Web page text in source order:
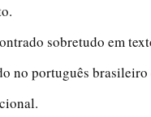
sobretudo em
no português